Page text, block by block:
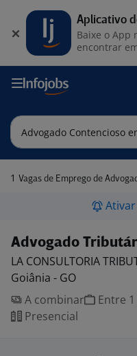
1 Vagas de Emprego de Advogado
Ativar
Advogado
LA CONSULTORIA
Goiânia - GO
A combinar
Entre
Presencial
Aplicativo
Baixe o App
encontrar